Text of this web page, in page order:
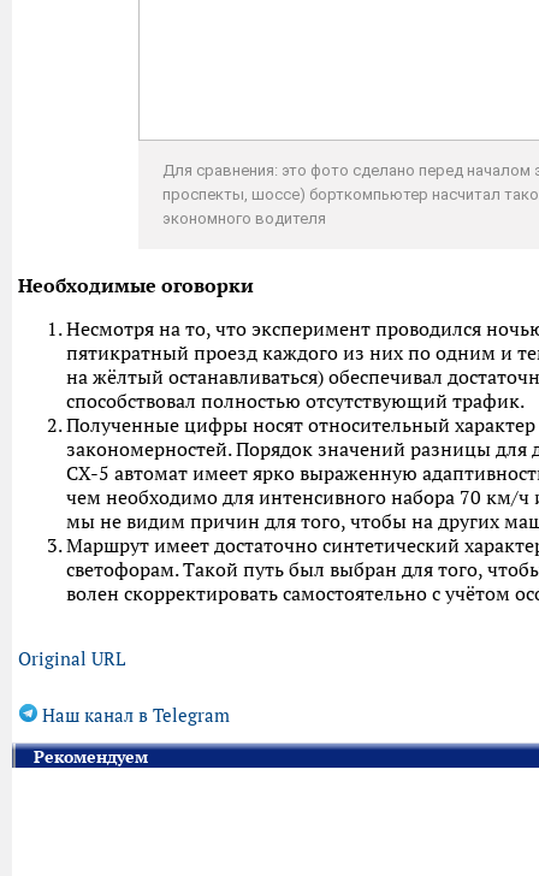
Для сравнения: это фото сделано перед началом
проспекты, шоссе) борткомпьютер насчитал
экономного водителя
Необходимые оговорки
Несмотря на то, что эксперимент проводился
пятикратный проезд каждого из них по одним и
на жёлтый останавливаться) обеспечивал
способствовал полностью отсутствующий трафик.
Полученные цифры носят относительный
закономерностей. Порядок значений разницы для
CX-5 автомат имеет ярко выраженную
чем необходимо для интенсивного набора 70 км/
мы не видим причин для того, чтобы на других
Маршрут имеет достаточно синтетический
светофорам. Такой путь был выбран для того,
волен скорректировать самостоятельно с учётом
Original URL
Наш канал в Telegram
Рекомендуем